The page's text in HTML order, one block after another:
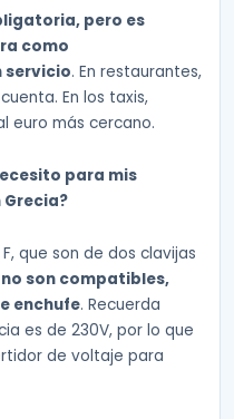
pero es
como
servicio. En restaurantes,
En los taxis,
euro más cercano.
para mis
que son de dos clavijas
son compatibles,
enchufe. Recuerda
es de 230V, por lo que
de voltaje para